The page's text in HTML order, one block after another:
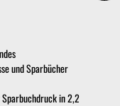
und Sparbücher
in 2,2